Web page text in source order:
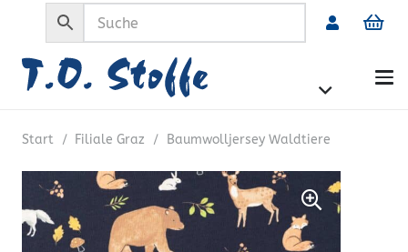
Start / Filiale Graz / Baumwolljersey Waldtiere